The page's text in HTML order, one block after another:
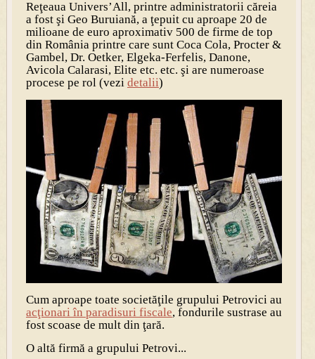
Reţeaua Univers’All, printre administratorii căreia
a fost şi Geo Buruiană, a ţepuit cu aproape 20 de
milioane de euro aproximativ 500 de firme de top
din România printre care sunt Coca Cola, Procter &
Gambel, Dr. Oetker, Elgeka-Ferfelis, Danone,
Avicola Calarasi, Elite etc. etc. şi are numeroase
procese pe rol (vezi detalii)
Cum aproape toate societăţile grupului Petrovici au
acţionari în paradisuri fiscale, fondurile sustrase au
fost scoase de mult din ţară.
O altă firmă a grupului Petrovi...